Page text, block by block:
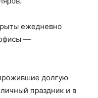
ежедневно
—
долгую
праздник и в